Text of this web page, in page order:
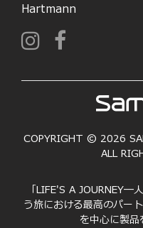
Hartmann
COPYRIGHT © 2026
ALL
「LIFE'S A JOURNEY―
う旅における最高のパー
を中心に製品